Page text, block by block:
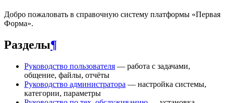
Добро пожаловать в справочную систему платформы «Первая
Форма».
Разделы¶
Руководство пользователя — работа с задачами,
общение, файлы, отчёты
Руководство администратора — настройка системы,
категории, параметры